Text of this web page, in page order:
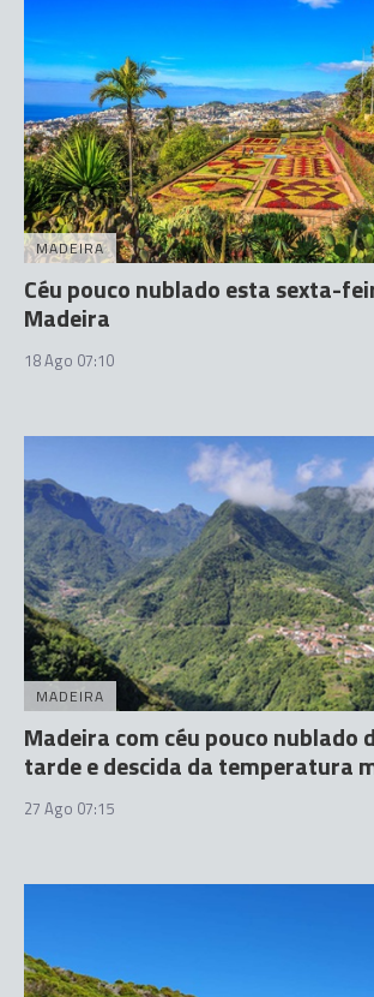
MADEIRA
Céu pouco nublado esta sexta-
Madeira
18 Ago 07:10
MADEIRA
Madeira com céu pouco nublado
tarde e descida da temperatura
27 Ago 07:15